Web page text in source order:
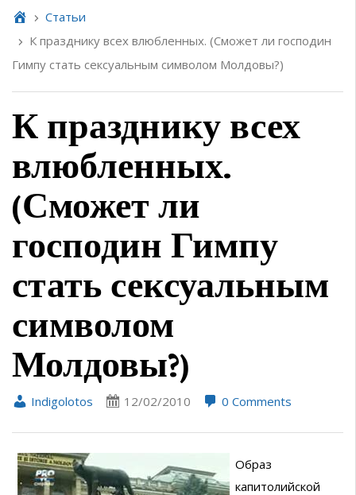
Cтатьи
К празднику всех влюбленных. (Сможет ли господин
Гимпу стать сексуальным символом Молдовы?)
К празднику всех
влюбленных.
(Сможет ли
господин Гимпу
стать сексуальным
символом
Молдовы?)
Indigolotos 12/02/2010 0 Comments
Образ
капитолийской